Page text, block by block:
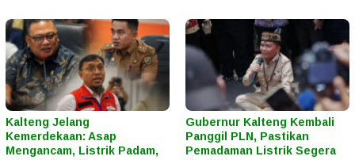
Kalteng Jelang
Kemerdekaan: Asap
Mengancam, Listrik Padam,
Gubernur Kalteng Kembali
Panggil PLN, Pastikan
Pemadaman Listrik Segera